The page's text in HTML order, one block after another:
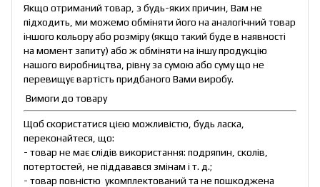
Якщо отриманий товар, з будь-яких причин, Вам не
підходить, ми можемо обміняти його на аналогічний товар
іншого кольору або розміру (якщо такий буде в наявності
на момент запиту) або ж обміняти на іншу продукцію
нашого виробництва, рівну за сумою або суму що не
перевищує вартість придбаного Вами виробу.
Вимоги до товару
Щоб скористатися цією можливістю, будь ласка,
переконайтеся, що:
- товар не має слідів використання: подряпин, сколів,
потертостей, не піддавався змінам і т. д.;
- товар повністю укомплектований та не пошкоджена